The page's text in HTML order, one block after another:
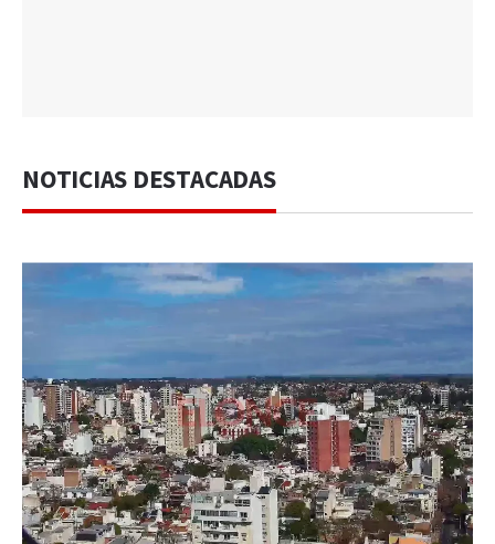
NOTICIAS DESTACADAS